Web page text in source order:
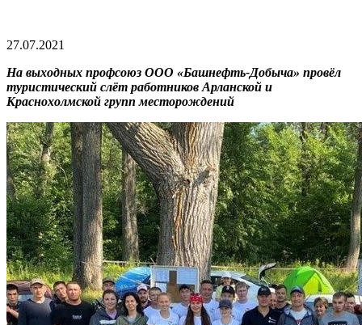
27.07.2021
На выходных профсоюз ООО «Башнефть-Добыча» провёл
туристический слёт работников Арланской и
Краснохолмской групп месторождений